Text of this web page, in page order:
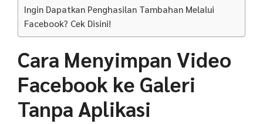
Ingin Dapatkan Penghasilan Tambahan Melalui
Facebook? Cek Disini!
Cara Menyimpan Video
Facebook ke Galeri
Tanpa Aplikasi